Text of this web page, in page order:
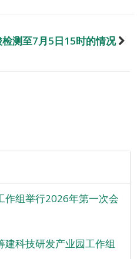
测至7月5日15时的情况
作组举行2026年第一次会
建科技研发产业园工作组